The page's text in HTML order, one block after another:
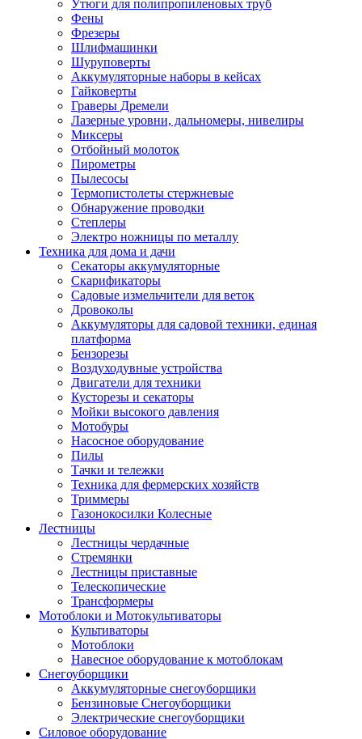
Утюги для полипропиленовых труб
Фены
Фрезеры
Шлифмашинки
Шуруповерты
Аккумуляторные наборы в кейсах
Гайковерты
Граверы Дремели
Лазерные уровни, дальномеры, нивелиры
Миксеры
Отбойный молоток
Пирометры
Пылесосы
Термопистолеты стержневые
Обнаружение проводки
Степлеры
Электро ножницы по металлу
Техника для дома и дачи
Секаторы аккумуляторные
Скарификаторы
Садовые измельчители для веток
Дровоколы
Аккумуляторы для садовой техники, единая
платформа
Бензорезы
Воздуходувные устройства
Двигатели для техники
Кусторезы и секаторы
Мойки высокого давления
Мотобуры
Насосное оборудование
Пилы
Тачки и тележки
Техника для фермерских хозяйств
Триммеры
Газонокосилки Колесные
Лестницы
Лестницы чердачные
Стремянки
Лестницы приставные
Телескопические
Трансформеры
Мотоблоки и Мотокультиваторы
Культиваторы
Мотоблоки
Навесное оборудование к мотоблокам
Снегоуборщики
Аккумуляторные снегоуборщики
Бензиновые Снегоуборщики
Электрические снегоуборщики
Силовое оборудование